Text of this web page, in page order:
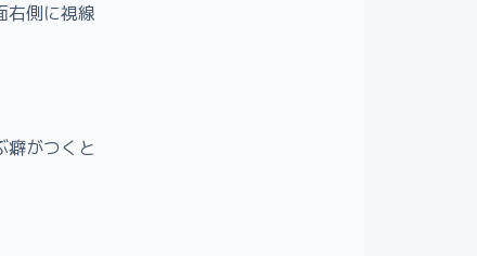
右側に視線
癖がつくと